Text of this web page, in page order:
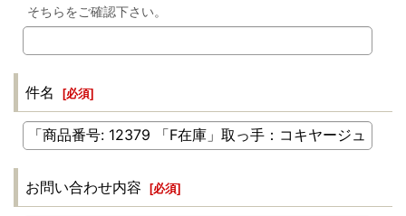
そちらをご確認下さい。
件名 [必須]
お問い合わせ内容 [必須]